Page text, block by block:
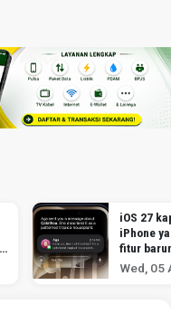
iOS 27
iPhone
fitur
Wed, 05